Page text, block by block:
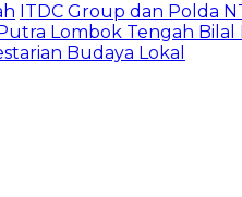
ITDC Group dan Polda
Putra Lombok Tengah Bilal
Budaya Lokal